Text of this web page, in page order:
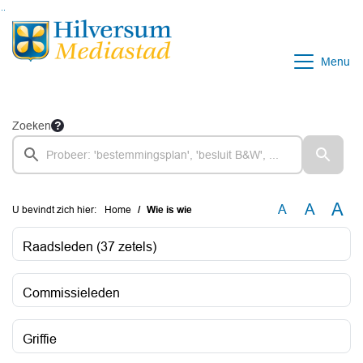
Ga naar de inhoud van deze pagina
Ga naar het zoeken
Menu
Zoeken
U bevindt zich hier: Home Wie is wie A A A
Raadsleden (37 zetels)
Commissieleden
Griffie